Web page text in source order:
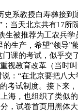
史系教授白寿彝接到
当天北京共有17所
生被推荐为工农兵
生产，希望“领导”
课的考试，似乎交
视教育改革（当时
：“在北京要把八
考试制度。接下来
海，也组织了类似
，试卷首页用黑体